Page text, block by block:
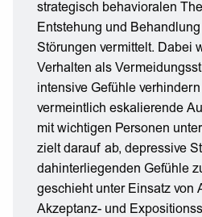
strategisch behavioralen
Entstehung und
Störungen vermittelt. Dabei
Verhalten als
intensive Gefühle
vermeintlich eskalierende
mit wichtigen Personen
zielt darauf ab, depressive
dahinterliegenden Gefühle
geschieht unter Einsatz von
Akzeptanz- und